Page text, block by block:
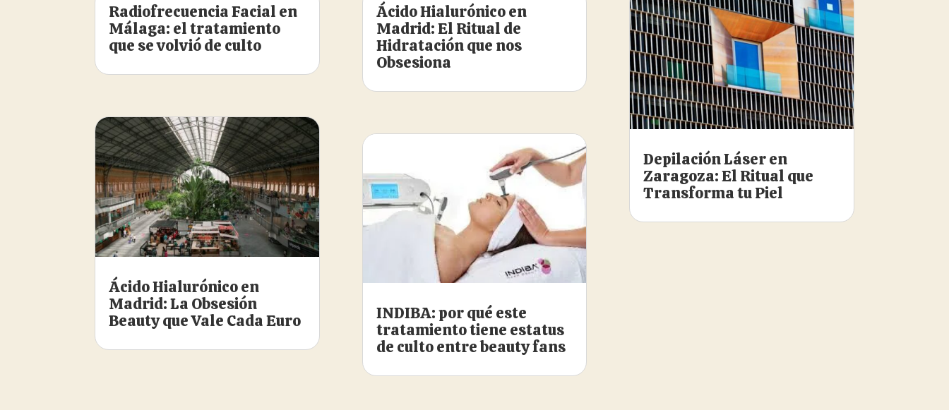
Radiofrecuencia Facial en
Málaga: el tratamiento
que se volvió de culto
Ácido Hialurónico en
Madrid: La Obsesión
Beauty que Vale Cada Euro
Ácido Hialurónico en
Madrid: El Ritual de
Hidratación que nos
Obsesiona
INDIBA: por qué este
tratamiento tiene estatus
de culto entre beauty fans
Depilación Láser en
Zaragoza: El Ritual que
Transforma tu Piel